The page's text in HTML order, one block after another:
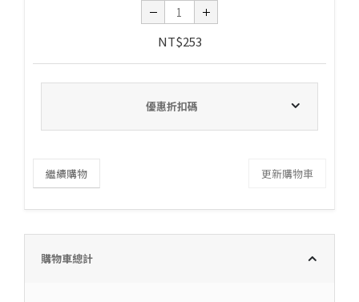
NT$253
優惠折扣碼
繼續購物 更新購物車
購物車總計